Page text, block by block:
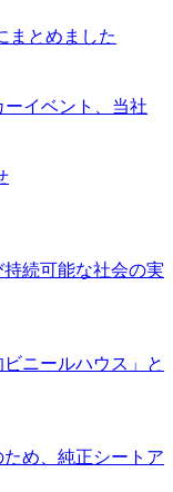
まとめました
イベント、当社
続可能な社会の実
ニールハウス」と
め、純正シートア